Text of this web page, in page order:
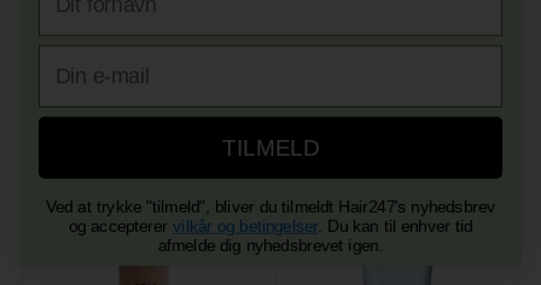
Maria Nila Coils & Curls
Schwarzkopf BC Moisture
TILMELD
Ved at trykke "tilmeld", bliver du tilmeldt Hair247's nyhedsbrev
og accepterervilkår og betingelser. Du kan til enhver tid
afmelde dig nyhedsbrevet igen.